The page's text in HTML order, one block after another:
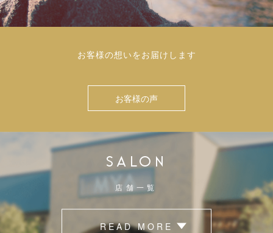
お客様の想いをお届けします
お客様の声
SALON
店舗一覧
READ MORE